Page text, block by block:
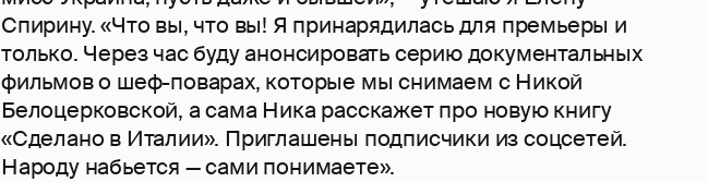
Спирину. «Что вы, что вы! Я принарядилась для премьеры и
только. Через час буду анонсировать серию документальных
фильмов о шеф-поварах, которые мы снимаем с Никой
Белоцерковской, а сама Ника расскажет про новую книгу
«Сделано в Италии». Приглашены подписчики из соцсетей.
Народу набьется — сами понимаете».